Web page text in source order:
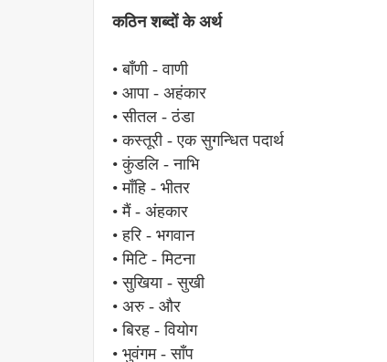
कठिन शब्दों के अर्थ
• बाँणी - वाणी
• आपा - अहंकार
• सीतल - ठंडा
• कस्तूरी - एक सुगन्धित पदार्थ
• कुंडलि - नाभि
• माँहि - भीतर
• मैं - अंहकार
• हरि - भगवान
• मिटि - मिटना
• सुखिया - सुखी
• अरु - और
• बिरह - वियोग
• भुवंगम - साँप